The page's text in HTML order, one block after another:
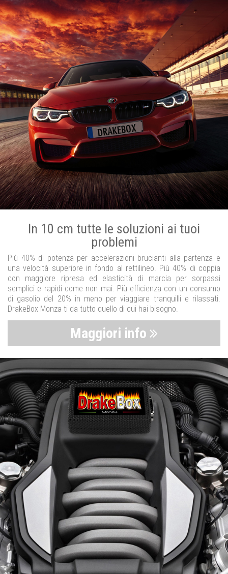
In 10 cm tutte le soluzioni ai tuoi
problemi
Più 40% di potenza per accelerazioni brucianti alla partenza e
una velocità superiore in fondo al rettilineo. Più 40% di coppia
con maggiore ripresa ed elasticità di marcia per sorpassi
semplici e rapidi come non mai. Più efficienza con un consumo
di gasolio del 20% in meno per viaggiare tranquilli e rilassati.
DrakeBox Monza ti da tutto quello di cui hai bisogno.
Maggiori info